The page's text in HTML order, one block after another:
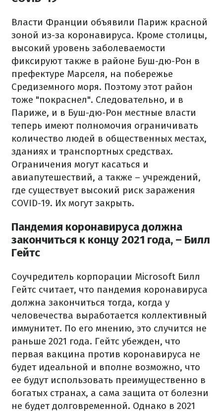
Власти Франции объявили Париж красной
зоной из-за коронавируса. Кроме столицы,
высокий уровень заболеваемости
фиксируют также в районе Буш-дю-Рон в
префектуре Марселя, на побережье
Средиземного моря. Поэтому этот район
тоже "покраснел". Следовательно, и в
Париже, и в Буш-дю-Рон местные власти
теперь имеют полномочия ограничивать
количество людей в общественных местах,
зданиях и транспортных средствах.
Ограничения могут касаться и
авиапутешествий, а также – учреждений,
где существует высокий риск заражения
COVID-19. Их могут закрыть.
Пандемия коронавируса должна
закончиться к концу 2021 года, – Билл
Гейтс
Соучредитель корпорации Microsoft Билл
Гейтс считает, что пандемия коронавируса
должна закончиться тогда, когда у
человечества выработается коллективный
иммунитет. По его мнению, это случится не
раньше 2021 года. Гейтс убежден, что
первая вакцина против коронавируса не
будет идеальной и вполне возможно, что
ее будут использовать преимущественно в
богатых странах, а сама защита от болезни
не будет долговременной. Однако в 2021